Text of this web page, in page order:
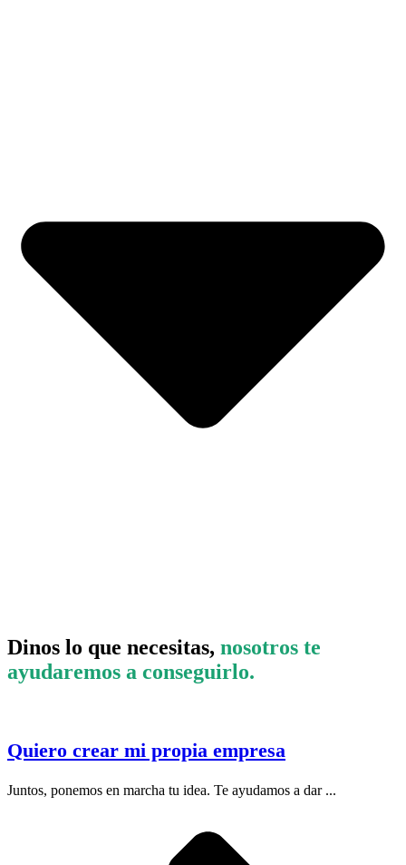
Dinos lo que necesitas, nosotros te
ayudaremos a conseguirlo.
Quiero crear mi propia empresa
Juntos, ponemos en marcha tu idea. Te ayudamos a dar ...